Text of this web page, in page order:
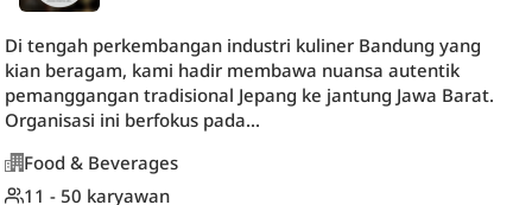
Di tengah perkembangan industri kuliner Bandung yang
kian beragam, kami hadir membawa nuansa autentik
pemanggangan tradisional Jepang ke jantung Jawa Barat.
Organisasi ini berfokus pada...
Food & Beverages
11 - 50 karyawan